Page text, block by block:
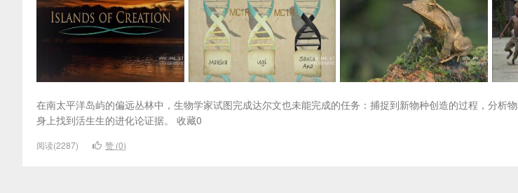
在南太平洋岛屿的偏远丛林中，生物学家试图完成达尔文也未能完成的任务：捕捉到新物种创造的过程，分析
身上找到活生生的进化论证据。 收藏0
阅读(2287) 赞 (0)